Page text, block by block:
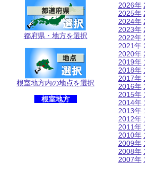
都府県・地方を選択
根室地方内の地点を選択
根室地方
2026年
2025年
2024年
2023年
2022年
2021年
2020年
2019年
2018年
2017年
2016年
2015年
2014年
2013年
2012年
2011年
2010年
2009年
2008年
2007年